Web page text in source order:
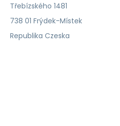
Třebízského 1481
738 01 Frýdek-Místek
Republika Czeska